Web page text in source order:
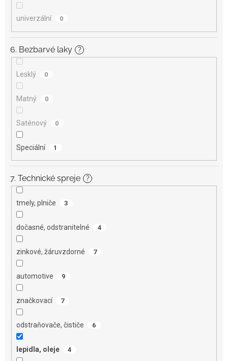
univerzální 0
6. Bezbarvé laky ?
Lesklý 0
Matný 0
Saténový 0
Speciální 1
7. Technické spreje ?
tmely, plniče 3
dočasné, odstranitelné 4
zinkové, žáruvzdorné 7
automotive 9
značkovací 7
odstraňovače, čističe 6
lepidla, oleje 4